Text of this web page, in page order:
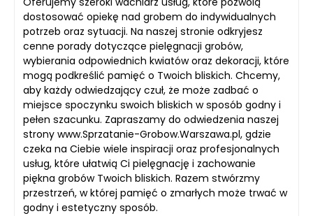
dostosować opiekę nad grobem do indywidualnych
potrzeb oraz sytuacji. Na naszej stronie odkryjesz
cenne porady dotyczące pielęgnacji grobów,
wybierania odpowiednich kwiatów oraz dekoracji, które
mogą podkreślić pamięć o Twoich bliskich. Chcemy,
aby każdy odwiedzający czuł, że może zadbać o
miejsce spoczynku swoich bliskich w sposób godny i
pełen szacunku. Zapraszamy do odwiedzenia naszej
strony www.Sprzatanie-Grobow.Warszawa.pl, gdzie
czeka na Ciebie wiele inspiracji oraz profesjonalnych
usług, które ułatwią Ci pielęgnację i zachowanie
piękna grobów Twoich bliskich. Razem stwórzmy
przestrzeń, w której pamięć o zmarłych może trwać w
godny i estetyczny sposób.